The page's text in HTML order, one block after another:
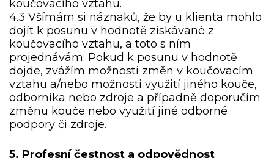
koučovacího vztahu.
4.3 Všímám si náznaků, že by u klienta mohlo
dojít k posunu v hodnotě získávané z
koučovacího vztahu, a toto s ním
projednávám. Pokud k posunu v hodnotě
dojde, zvážím možnosti změn v koučovacím
vztahu a/nebo možnosti využití jiného kouče,
odborníka nebo zdroje a případně doporučím
změnu kouče nebo využití jiné odborné
podpory či zdroje.
5. Profesní čestnost a odpovědnost